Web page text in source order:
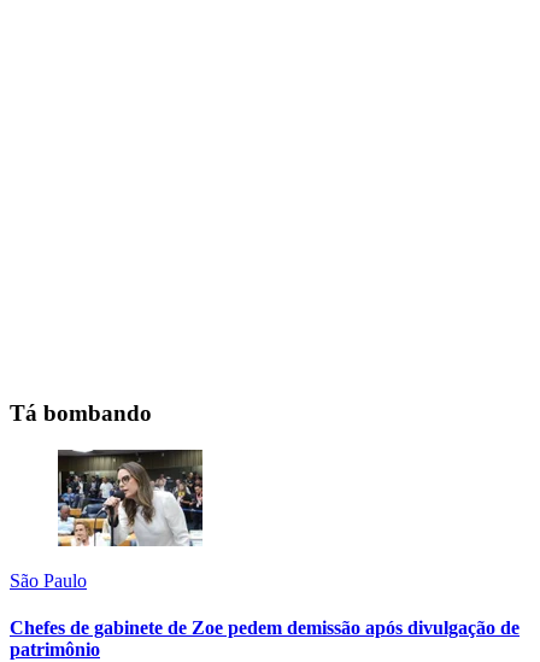
Tá bombando
São Paulo
Chefes de gabinete de Zoe pedem demissão após divulgação de
patrimônio